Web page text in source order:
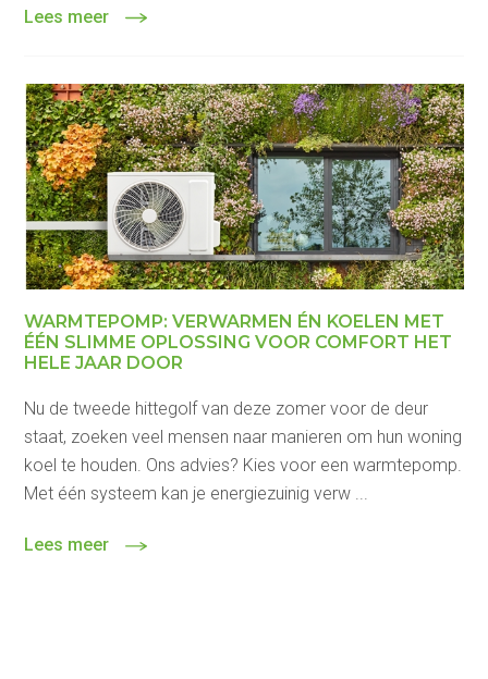
Lees meer
WARMTEPOMP: VERWARMEN ÉN KOELEN MET
ÉÉN SLIMME OPLOSSING VOOR COMFORT HET
HELE JAAR DOOR
Nu de tweede hittegolf van deze zomer voor de deur
staat, zoeken veel mensen naar manieren om hun woning
koel te houden. Ons advies? Kies voor een warmtepomp.
Met één systeem kan je energiezuinig verw ...
Lees meer